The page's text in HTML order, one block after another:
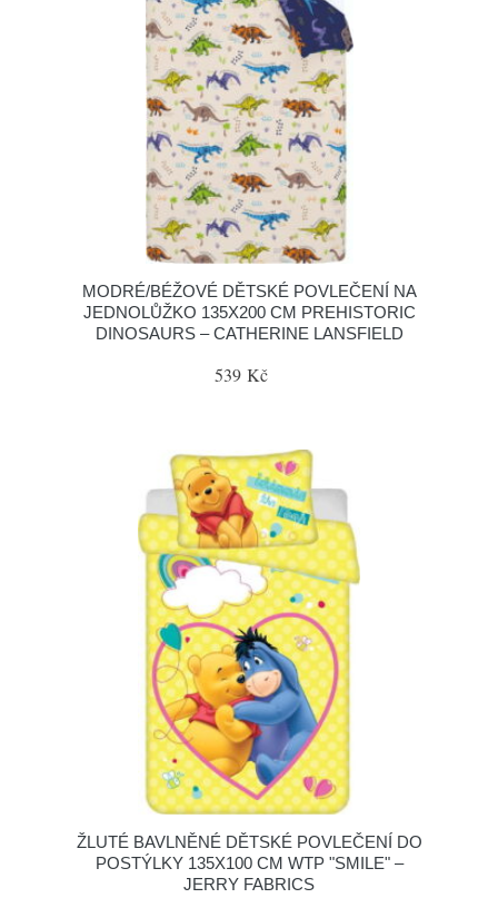
MODRÉ/BÉŽOVÉ DĚTSKÉ POVLEČENÍ NA
JEDNOLŮŽKO 135X200 CM PREHISTORIC
DINOSAURS – CATHERINE LANSFIELD
539 Kč
ŽLUTÉ BAVLNĚNÉ DĚTSKÉ POVLEČENÍ DO
POSTÝLKY 135X100 CM WTP "SMILE" –
JERRY FABRICS